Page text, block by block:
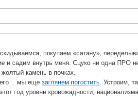
покупаем «сатану»,
и садим внутрь меня. Сцуко ни одна ПРО
камень в почках.
мы ещезаглянем погостить . Устроим,
год уровни кровожадности,